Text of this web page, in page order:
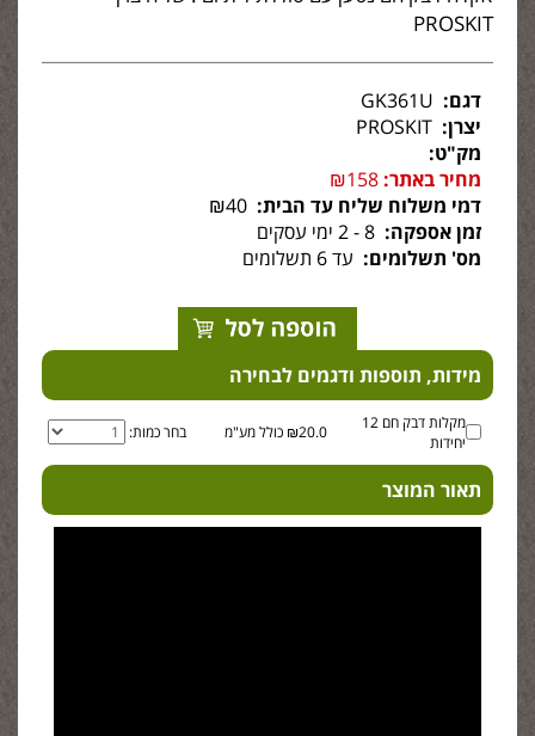
PROSKIT
דגם:
יצרן:
מק"ט:
מחיר באתר: ₪158
דמי משלוח שליח עד הבית:
זמן אספקה:
מס' תשלומים: עד 6 תשלומים
מידות, תוספות ודגמים לבחירה
מקלות דבק חם 12
יחידות
₪20.0 כולל מע"מ בחר כמות:
תאור המוצר